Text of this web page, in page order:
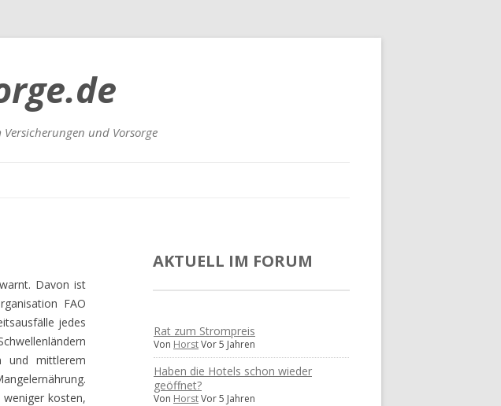
und Vorsorge
Davon ist
FAO
jedes
und mittlerem
kosten,
AKTUELL IM FORUM
Rat zum Strompreis
Von HorstVor 5 Jahren
Haben die Hotels schon wieder
geöffnet?
Von HorstVor 5 Jahren